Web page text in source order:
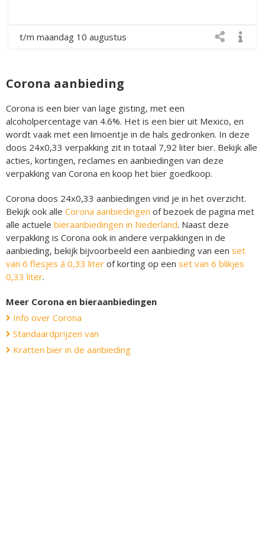
t/m maandag 10 augustus
Corona aanbieding
Corona is een bier van lage gisting, met een
alcoholpercentage van 4.6%. Het is een bier uit Mexico, en
wordt vaak met een limoentje in de hals gedronken. In deze
doos 24x0,33 verpakking zit in totaal 7,92 liter bier. Bekijk alle
acties, kortingen, reclames en aanbiedingen van deze
verpakking van Corona en koop het bier goedkoop.
Corona doos 24x0,33 aanbiedingen vind je in het overzicht.
Bekijk ook alle Corona aanbiedingen of bezoek de pagina met
alle actuele bieraanbiedingen in Nederland. Naast deze
verpakking is Corona ook in andere verpakkingen in de
aanbieding, bekijk bijvoorbeeld een aanbieding van een set
van 6 flesjes á 0,33 liter of korting op een set van 6 blikjes
0,33 liter.
Meer Corona en bieraanbiedingen
Info over Corona
Standaardprijzen van
Kratten bier in de aanbieding